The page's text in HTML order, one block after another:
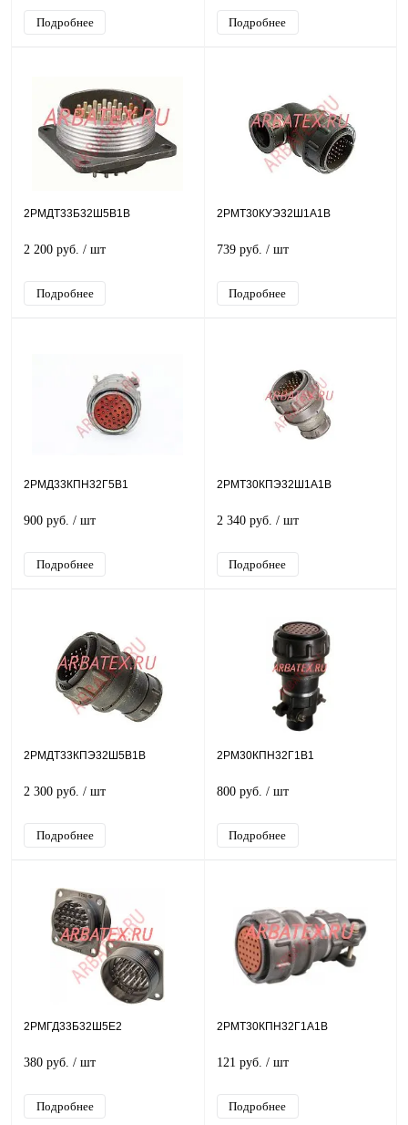
Подробнее Подробнее
2РМДТ33Б32Ш5В1В
2 200 руб. / шт
Подробнее
2РМТ30КУЭ32Ш1А1В
739 руб. / шт
Подробнее
2РМД33КПН32Г5В1
900 руб. / шт
Подробнее
2РМТ30КПЭ32Ш1А1В
2 340 руб. / шт
Подробнее
2РМДТ33КПЭ32Ш5В1В
2 300 руб. / шт
Подробнее
2РМ30КПН32Г1В1
800 руб. / шт
Подробнее
2РМГД33Б32Ш5Е2
380 руб. / шт
Подробнее
2РМТ30КПН32Г1А1В
121 руб. / шт
Подробнее